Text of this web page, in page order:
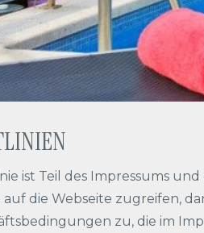
ist Teil des Impressums
auf die Webseite zugreifen,
zu, die im